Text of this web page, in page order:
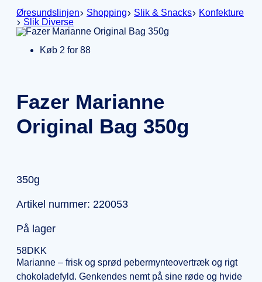
Øresundslinjen
Shopping Slik & Snacks
Konfekture
Slik Diverse
Køb 2 for 88
Fazer Marianne
Original Bag 350g
350g
Artikel nummer: 220053
På lager
58DKK
Marianne – frisk og sprød pebermynteovertræk og rigt
chokoladefyld. Genkendes nemt på sine røde og hvide